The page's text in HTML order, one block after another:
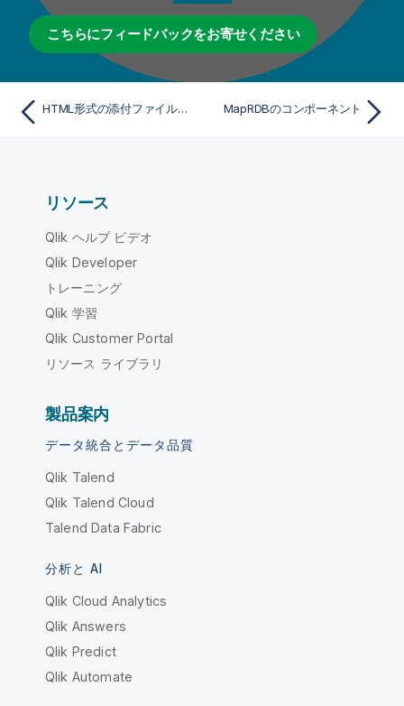
こちらにフィードバックをお寄せください
HTML形式の添付ファイル付きのメールを送信するジョブの実行 MapRDBのコンポーネント
リソース
Qlik ヘルプ ビデオ
Qlik Developer
トレーニング
Qlik 学習
Qlik Customer Portal
リソース ライブラリ
製品案内
データ統合とデータ品質
Qlik Talend
Qlik Talend Cloud
Talend Data Fabric
分析と AI
Qlik Cloud Analytics
Qlik Answers
Qlik Predict
Qlik Automate